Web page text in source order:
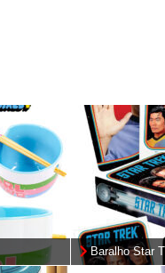
Baralho Star
Original